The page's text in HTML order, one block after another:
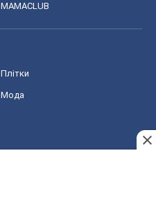
MAMACLUB
Плітки
Мода